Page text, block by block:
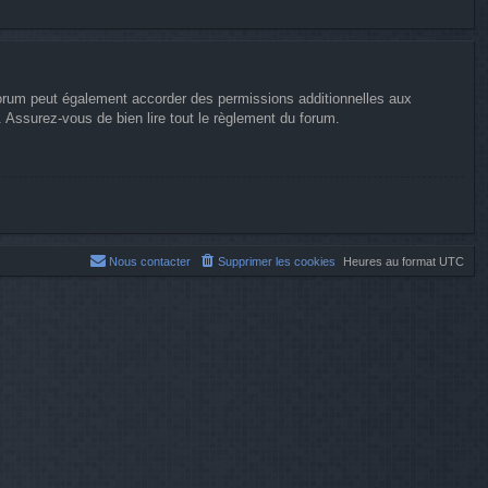
peut également accorder des permissions additionnelles aux
vous de bien lire tout le règlement du forum.
Heures au format UTC
Supprimer les cookies
Nous contacter